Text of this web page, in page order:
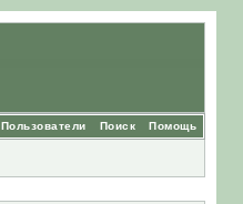
Помощь
Поиск
Пользователи